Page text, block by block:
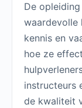
De opleiding
waardevolle
kennis en
hoe ze
instructeurs
de kwaliteit